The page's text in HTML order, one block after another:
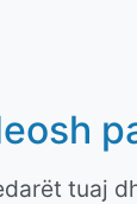
tuaj